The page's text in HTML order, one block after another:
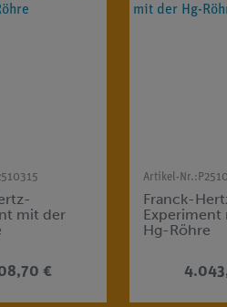
mit der
€
Artikel-Nr.:
Franck-
Experiment
Hg-Röhre